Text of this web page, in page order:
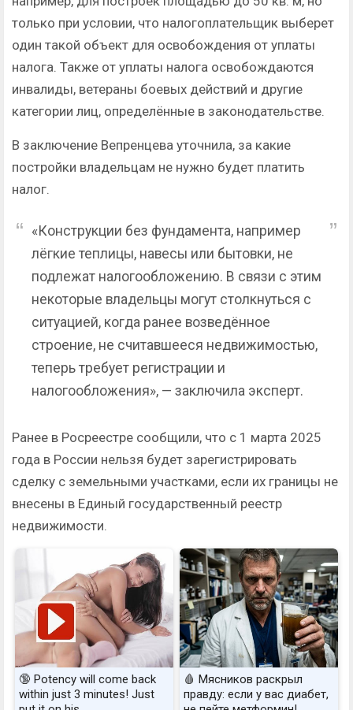
только при условии, что налогоплательщик выберет
один такой объект для освобождения от уплаты
налога. Также от уплаты налога освобождаются
инвалиды, ветераны боевых действий и другие
категории лиц, определённые в законодательстве.
В заключение Вепренцева уточнила, за какие
постройки владельцам не нужно будет платить
налог.
«Конструкции без фундамента, например
лёгкие теплицы, навесы или бытовки, не
подлежат налогообложению. В связи с этим
некоторые владельцы могут столкнуться с
ситуацией, когда ранее возведённое
строение, не считавшееся недвижимостью,
теперь требует регистрации и
налогообложения», — заключила эксперт.
Ранее в Росреестре сообщили, что с 1 марта 2025
года в России нельзя будет зарегистрировать
сделку с земельными участками, если их границы не
внесены в Единый государственный реестр
недвижимости.
🔞 Potency will come back
within just 3 minutes! Just
🩸 Мясников раскрыл
правду: если у вас диабет,